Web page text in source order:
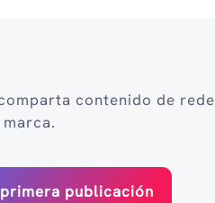
contenido de
publicación